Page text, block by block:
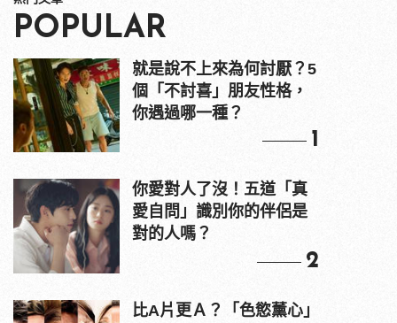
POPULAR
就是說不上來為何討厭？5
個「不討喜」朋友性格，
你遇過哪一種？
1
你愛對人了沒！五道「真
愛自問」識別你的伴侶是
對的人嗎？
2
比A片更Ａ？「色慾薰心」